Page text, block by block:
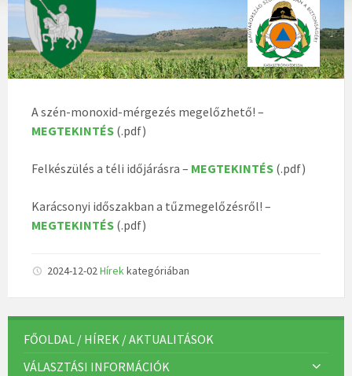
A szén-monoxid-mérgezés megelőzhető! –
MEGTEKINTÉS (.pdf)
Felkészülés a téli időjárásra – MEGTEKINTÉS (.pdf)
Karácsonyi időszakban a tűzmegelőzésről! –
MEGTEKINTÉS (.pdf)
2024-12-02Hírekkategóriában
FŐOLDAL / HÍREK / AKTUALITÁSOK
VÁLASZTÁSI INFORMÁCIÓK